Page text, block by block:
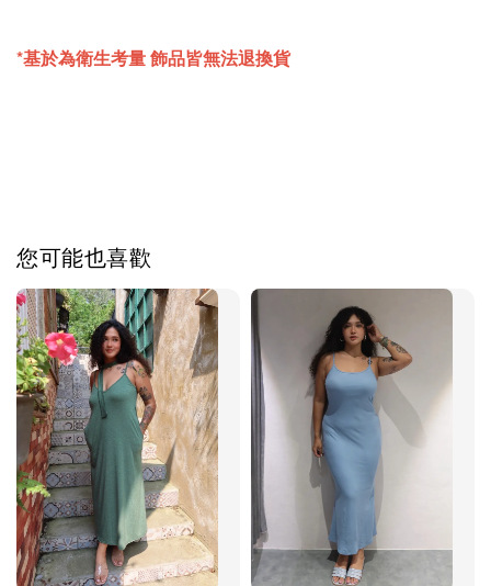
*基於為衛生考量 飾品皆無法退換貨
您可能也喜歡